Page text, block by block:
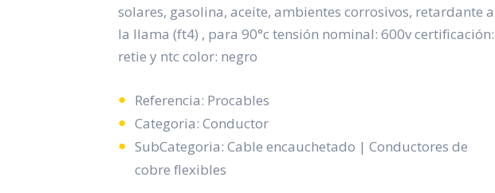
solares, gasolina, aceite, ambientes corrosivos, retardante a
la llama (ft4) , para 90°c tensión nominal: 600v certificación:
retie y ntc color: negro
Referencia: Procables
Categoria: Conductor
SubCategoria: Cable encauchetado | Conductores de
cobre flexibles